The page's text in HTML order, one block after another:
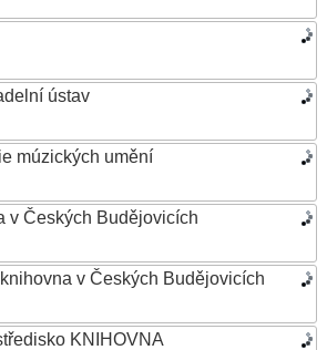
ústav
múzických umění
v Českých Budějovicích
v Českých Budějovicích
KNIHOVNA